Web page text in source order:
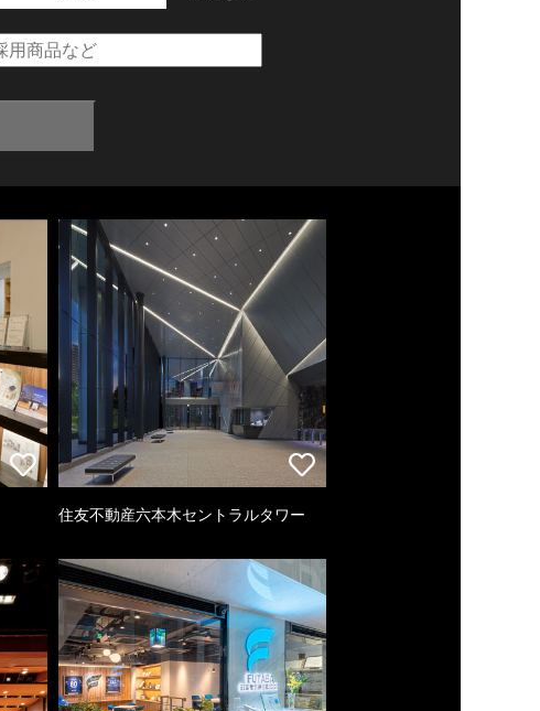
住友不動産六本木セントラルタワー